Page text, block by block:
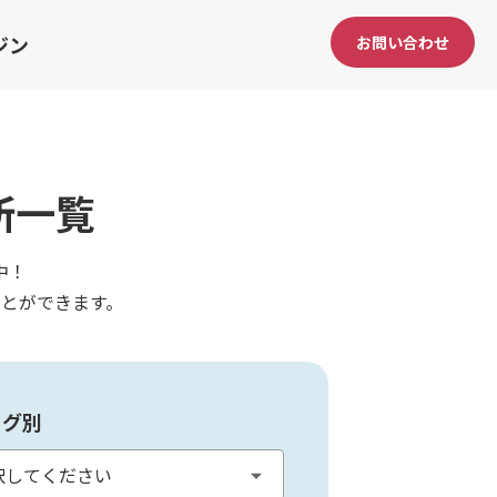
ン お問い合わせ
一覧
ができます。
別